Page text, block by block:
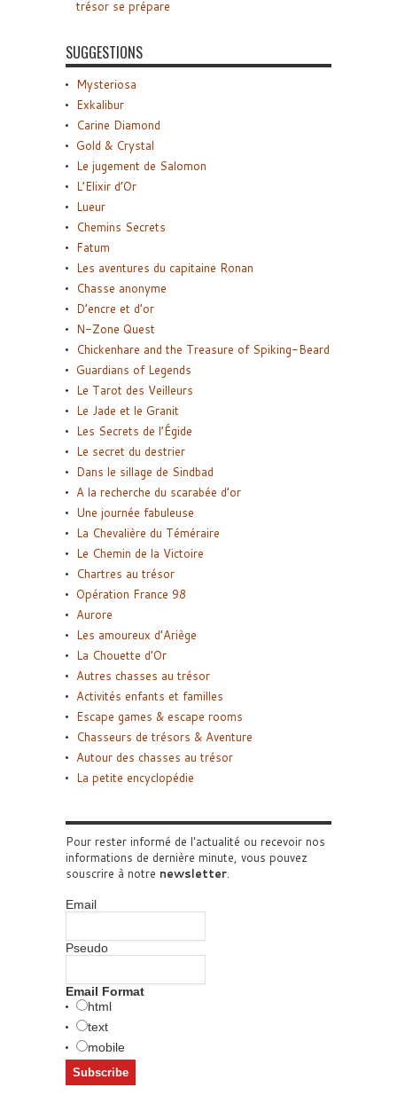
trésor se prépare
SUGGESTIONS
Mysteriosa
Exkalibur
Carine Diamond
Gold & Crystal
Le jugement de Salomon
L’Elixir d’Or
Lueur
Chemins Secrets
Fatum
Les aventures du capitaine Ronan
Chasse anonyme
D’encre et d’or
N-Zone Quest
Chickenhare and the Treasure of Spiking-Beard
Guardians of Legends
Le Tarot des Veilleurs
Le Jade et le Granit
Les Secrets de l’Égide
Le secret du destrier
Dans le sillage de Sindbad
A la recherche du scarabée d’or
Une journée fabuleuse
La Chevalière du Téméraire
Le Chemin de la Victoire
Chartres au trésor
Opération France 98
Aurore
Les amoureux d’Ariège
La Chouette d’Or
Autres chasses au trésor
Activités enfants et familles
Escape games & escape rooms
Chasseurs de trésors & Aventure
Autour des chasses au trésor
La petite encyclopédie
Pour rester informé de l'actualité ou recevoir nos
informations de dernière minute, vous pouvez
souscrire à notre newsletter.
Email
Pseudo
Email Format
html
text
mobile